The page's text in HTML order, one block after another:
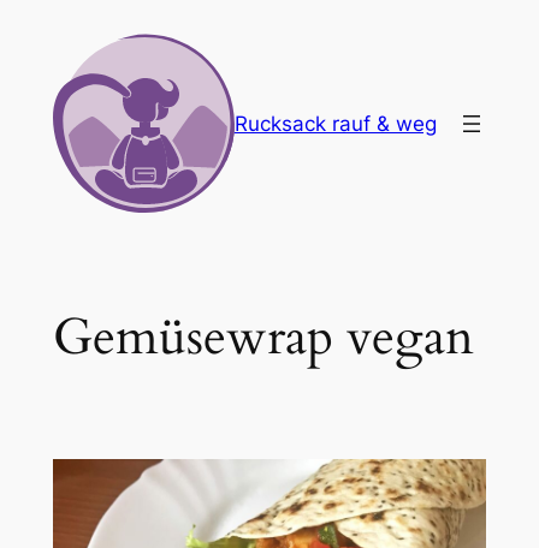
springen
Rucksack rauf & weg
Gemüsewrap vegan